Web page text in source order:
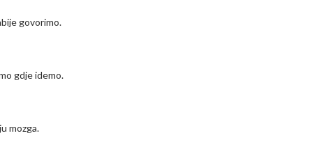
govorimo.
gdje idemo.
mozga.